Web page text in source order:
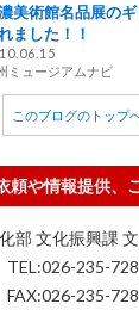
美術館名品展の
ました！！
ミュージアムナビ
このブログのトップ
頼や情報提供、
部 文化振興課
TEL:026-235-
FAX:026-235-